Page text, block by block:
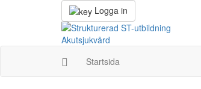
Logga in
Startsida